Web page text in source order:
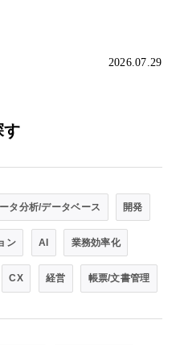
2026.07.29
す
タ分析/データベース 開発
ン AI 業務効率化
CX 経営 帳票/文書管理